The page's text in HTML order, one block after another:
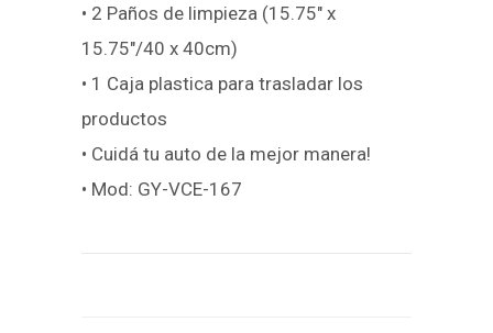
• 2 Paños de limpieza (15.75″ x
15.75″/40 x 40cm)
• 1 Caja plastica para trasladar los
productos
• Cuidá tu auto de la mejor manera!
• Mod: GY-VCE-167